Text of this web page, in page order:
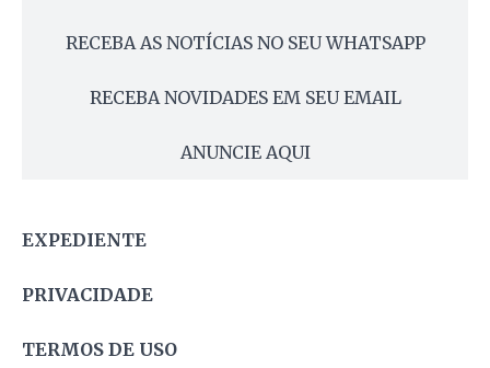
RECEBA AS NOTÍCIAS NO SEU WHATSAPP
RECEBA NOVIDADES EM SEU EMAIL
ANUNCIE AQUI
EXPEDIENTE
PRIVACIDADE
TERMOS DE USO